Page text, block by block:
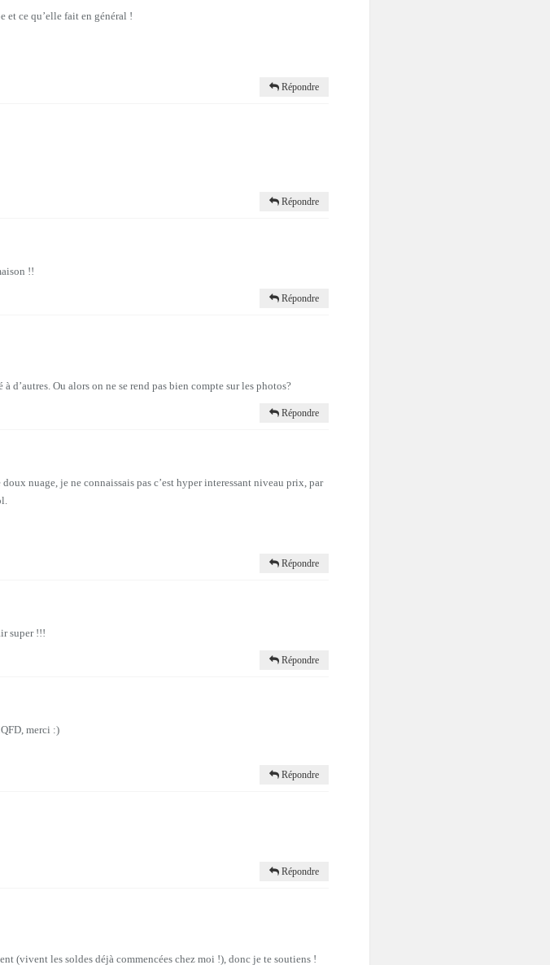
et ce qu’elle fait en général !
Répondre
Répondre
!!
Répondre
d’autres. Ou alors on ne se rend pas bien compte sur les photos?
Répondre
nuage, je ne connaissais pas c’est hyper interessant niveau prix, par
Répondre
super !!!
Répondre
merci :)
Répondre
Répondre
(vivent les soldes déjà commencées chez moi !), donc je te soutiens !